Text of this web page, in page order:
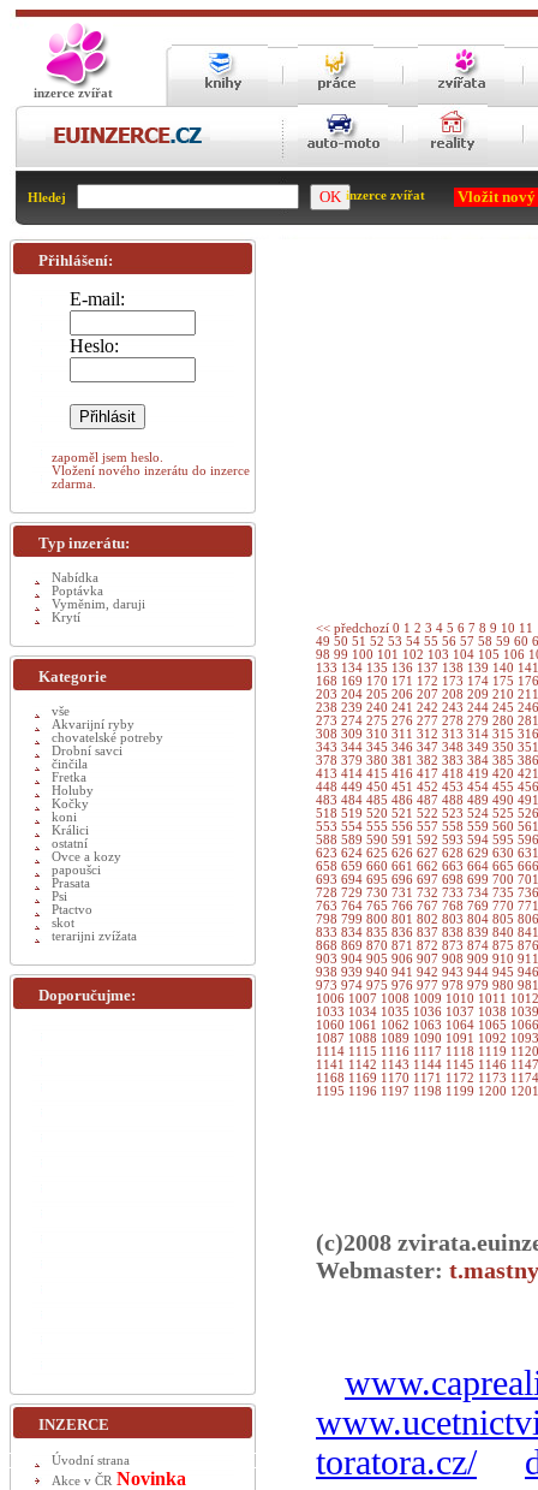
inzerce zvířat
Hledej inzerce zvířat Vložit
<< předchozí 0 1 2 3 4 5 6 7 8 9 10 11
49 50 51 52 53 54 55 56 57 58 59 60
98 99 100 101 102 103 104 105 106
133 134 135 136 137 138 139 140
168 169 170 171 172 173 174 175
203 204 205 206 207 208 209 210
238 239 240 241 242 243 244 245
273 274 275 276 277 278 279 280
308 309 310 311 312 313 314 315
343 344 345 346 347 348 349 350
378 379 380 381 382 383 384 385
413 414 415 416 417 418 419 420
448 449 450 451 452 453 454 455
483 484 485 486 487 488 489 490
518 519 520 521 522 523 524 525
553 554 555 556 557 558 559 560
588 589 590 591 592 593 594 595
623 624 625 626 627 628 629 630
658 659 660 661 662 663 664 665
693 694 695 696 697 698 699 700
728 729 730 731 732 733 734 735
763 764 765 766 767 768 769 770
798 799 800 801 802 803 804 805
833 834 835 836 837 838 839 840
868 869 870 871 872 873 874 875
903 904 905 906 907 908 909 910
938 939 940 941 942 943 944 945
973 974 975 976 977 978 979 980
1006 1007 1008 1009 1010 1011
1033 1034 1035 1036 1037 1038
1060 1061 1062 1063 1064 1065
1087 1088 1089 1090 1091 1092
1114 1115 1116 1117 1118 1119
1141 1142 1143 1144 1145 1146
1168 1169 1170 1171 1172 1173
1195 1196 1197 1198 1199 1200
(c)2008
Webmaster:
toratora.cz/
Přihlášení:
E-mail:
Heslo:
zapoměl jsem heslo.
Vložení nového inzerátu do inzerce
zdarma.
Typ inzerátu:
Nabídka
Poptávka
Vyměnim, daruji
Krytí
Kategorie
vše
Akvarijní ryby
chovatelské potreby
Drobní savci
činčila
Fretka
Holuby
Kočky
koni
Králici
ostatní
Ovce a kozy
papoušci
Prasata
Psi
Ptactvo
skot
terarijni zvížata
Doporučujme:
INZERCE
Úvodní strana
Akce v ČR Novinka